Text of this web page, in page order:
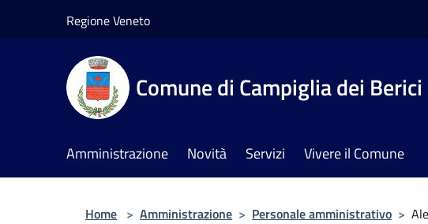
Regione Veneto
Comune di Campiglia dei Berici
Amministrazione Novità Servizi Vivere il Comune
Home > Amministrazione > Personale amministrativo >